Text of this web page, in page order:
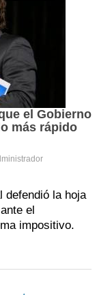
el Gobierno
más rápido
defendió la hoja
el
impositivo.